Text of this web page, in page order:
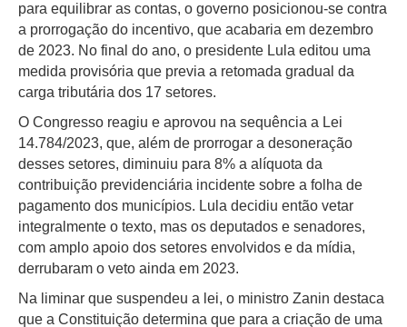
para equilibrar as contas, o governo posicionou-se contra
a prorrogação do incentivo, que acabaria em dezembro
de 2023. No final do ano, o presidente Lula editou uma
medida provisória que previa a retomada gradual da
carga tributária dos 17 setores.
O Congresso reagiu e aprovou na sequência a Lei
14.784/2023, que, além de prorrogar a desoneração
desses setores, diminuiu para 8% a alíquota da
contribuição previdenciária incidente sobre a folha de
pagamento dos municípios. Lula decidiu então vetar
integralmente o texto, mas os deputados e senadores,
com amplo apoio dos setores envolvidos e da mídia,
derrubaram o veto ainda em 2023.
Na liminar que suspendeu a lei, o ministro Zanin destaca
que a Constituição determina que para a criação de uma